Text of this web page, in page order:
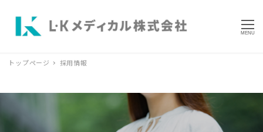
MENU
トップページ 採用情報